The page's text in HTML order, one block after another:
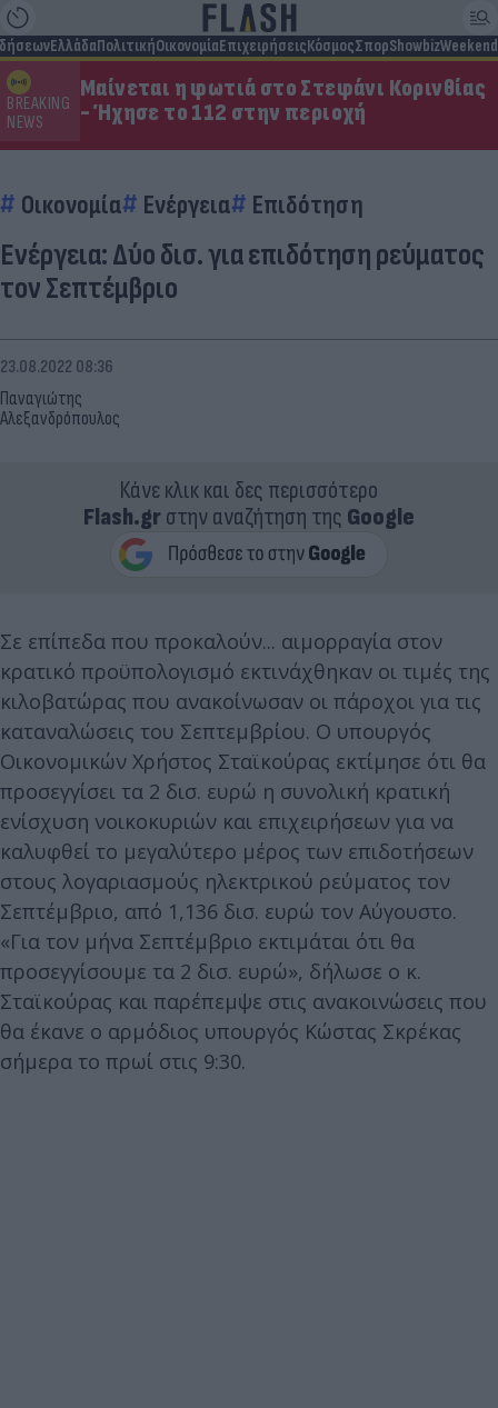
ΕλλάδαΠολιτικήΟικονομίαΕπιχειρήσειςΚόσμοςΣπορShowbizWeekend
BREAKING
NEWS
Μαίνεται η φωτιά στο Στεφάνι Κορινθίας
- Ήχησε το 112 στην περιοχή
Οικονομία Ενέργεια Επιδότηση
Ενέργεια: Δύο δισ. για επιδότηση ρεύματος
τον Σεπτέμβριο
Παναγιώτης
Αλεξανδρόπουλος
23.08.2022 08:36
Κάνε κλικ και δες περισσότερο
Flash.grστην αναζήτηση της Google
Σε επίπεδα που προκαλούν... αιμορραγία στον
κρατικό προϋπολογισμό εκτινάχθηκαν οι τιμές της
κιλοβατώρας που ανακοίνωσαν οι πάροχοι για τις
καταναλώσεις του Σεπτεμβρίου. Ο υπουργός
Οικονομικών Χρήστος Σταϊκούρας εκτίμησε ότι θα
προσεγγίσει τα 2 δισ. ευρώ η συνολική κρατική
ενίσχυση νοικοκυριών και επιχειρήσεων για να
καλυφθεί το μεγαλύτερο μέρος των επιδοτήσεων
στους λογαριασμούς ηλεκτρικού ρεύματος τον
Σεπτέμβριο, από 1,136 δισ. ευρώ τον Αύγουστο.
«Για τον μήνα Σεπτέμβριο εκτιμάται ότι θα
προσεγγίσουμε τα 2 δισ. ευρώ», δήλωσε ο κ.
Σταϊκούρας και παρέπεμψε στις ανακοινώσεις που
θα έκανε ο αρμόδιος υπουργός Κώστας Σκρέκας
σήμερα το πρωί στις 9:30.